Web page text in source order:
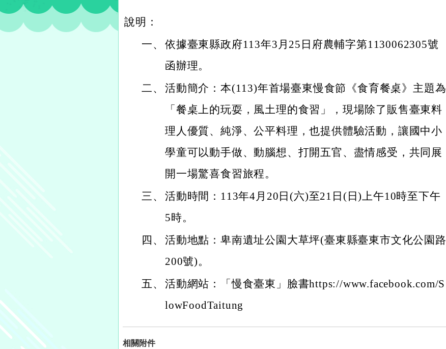
說明：
一、 依據臺東縣政府113年3月25日府農輔字第1130062305號
函辦理。
二、 活動簡介：本(113)年首場臺東慢食節《食育餐桌》主題為
「餐桌上的玩耍，風土理的食習」，現場除了販售臺東料
理人優質、純淨、公平料理，也提供體驗活動，讓國中小
學童可以動手做、動腦想、打開五官、盡情感受，共同展
開一場驚喜食習旅程。
三、 活動時間：113年4月20日(六)至21日(日)上午10時至下午
5時。
四、 活動地點：卑南遺址公園大草坪(臺東縣臺東市文化公園路
200號)。
五、 活動網站：「慢食臺東」臉書https://www.facebook.com/S
lowFoodTaitung
相關附件